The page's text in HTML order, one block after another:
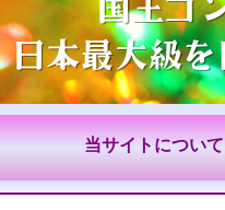
当サイトについて